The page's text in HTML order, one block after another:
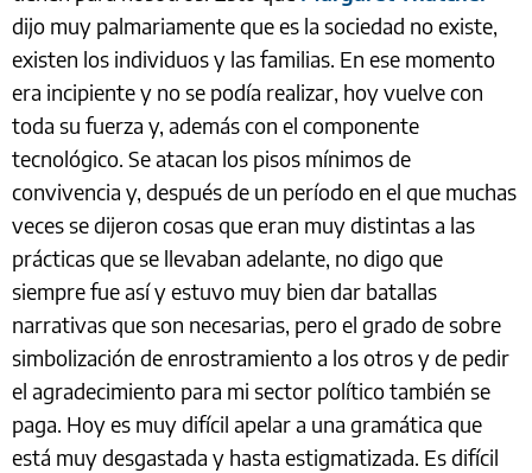
dijo muy palmariamente que es la sociedad no existe,
existen los individuos y las familias. En ese momento
era incipiente y no se podía realizar, hoy vuelve con
toda su fuerza y, además con el componente
tecnológico. Se atacan los pisos mínimos de
convivencia y, después de un período en el que muchas
veces se dijeron cosas que eran muy distintas a las
prácticas que se llevaban adelante, no digo que
siempre fue así y estuvo muy bien dar batallas
narrativas que son necesarias, pero el grado de sobre
simbolización de enrostramiento a los otros y de pedir
el agradecimiento para mi sector político también se
paga. Hoy es muy difícil apelar a una gramática que
está muy desgastada y hasta estigmatizada. Es difícil